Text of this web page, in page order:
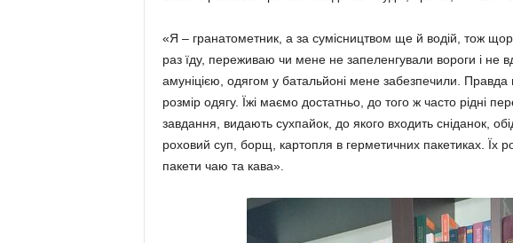
«Я – гранатометник, а за суміс­ниц­твом ще й водій, тож
раз їду, переживаю чи мене не запе­ленгували вороги і не
амуніці­єю, одягом у батальйоні мене за­без­печили.
розмір одягу. Їжі маємо достатньо, до того ж час­то рідні
завдання, видають сух­пайок, до якого входить сніданок,
роховий суп, борщ, картопля в гер­метичних пакетиках. Їх
пакети чаю та кава».